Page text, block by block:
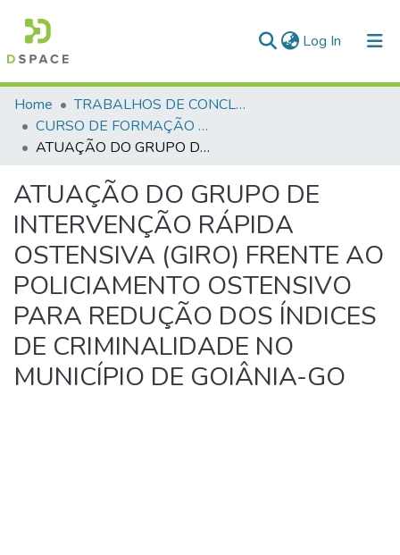
Log In (current)
Communities & Collections
All of DSpace
Home
TRABALHOS DE CONCLUSÃO DE CURSO - CFP (CURSO DE FORMAÇÃO DE PRAÇAS)
CURSO DE FORMAÇÃO DE PRAÇAS - CFP - 2024
ATUAÇÃO DO GRUPO DE INTERVENÇÃO RÁPIDA OSTENSIVA (GIRO) FRENTE AO POLICIAMENTO OSTENSIVO PARA REDUÇÃO DOS ÍNDICES DE CRIMINALIDADE NO MUNICÍPIO DE GOIÂNIA-GO
ATUAÇÃO DO GRUPO DE
INTERVENÇÃO RÁPIDA
OSTENSIVA (GIRO) FRENTE AO
POLICIAMENTO OSTENSIVO
PARA REDUÇÃO DOS ÍNDICES
DE CRIMINALIDADE NO
MUNICÍPIO DE GOIÂNIA-GO